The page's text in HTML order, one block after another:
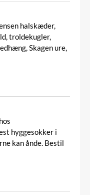
halskæder,
troldekugler,
Skagen ure,
hyggesokker i
kan ånde. Bestil